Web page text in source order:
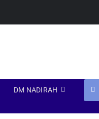
DM NADIRAH